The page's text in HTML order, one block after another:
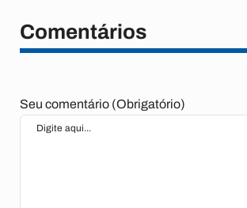
Comentários
Seu comentário (Obrigatório)